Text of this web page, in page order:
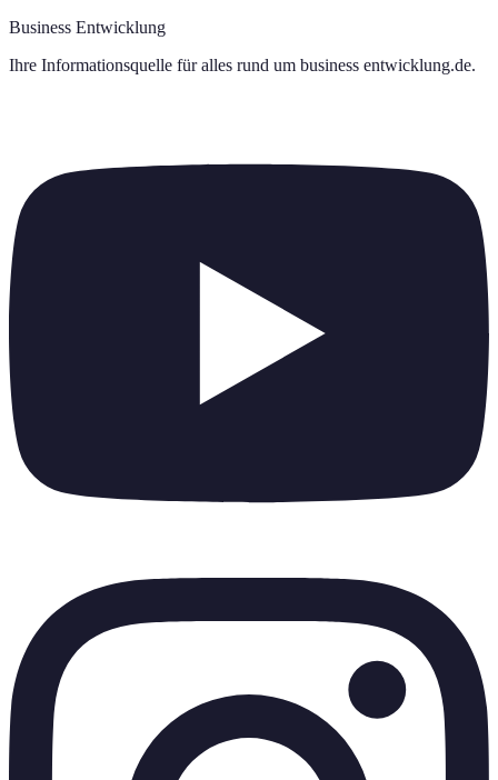
Business Entwicklung
Ihre Informationsquelle für alles rund um business entwicklung.de.